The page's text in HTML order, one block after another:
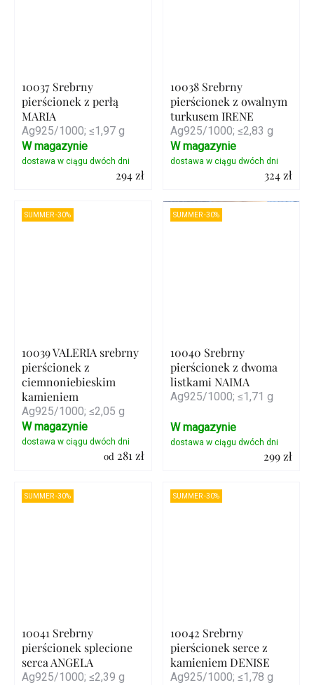
10037 Srebrny
pierścionek z perłą
MARIA
Ag925/1000; ≤1,97 g
294 zł
W magazynie
10038 Srebrny
pierścionek z owalnym
turkusem IRENE
Ag925/1000; ≤2,83 g
324 zł
Szczegóły
W magazynie
SUMMER -30%
10039 VALERIA srebrny
pierścionek z
ciemnoniebieskim
kamieniem
Ag925/1000; ≤2,05 g
od 281 zł
W magazynie
SUMMER -30%
10040 Srebrny
pierścionek z dwoma
listkami NAIMA
Ag925/1000; ≤1,71 g
299 zł
W magazynie
SUMMER -30%
10041 Srebrny
pierścionek splecione
serca ANGELA
Ag925/1000; ≤2,39 g
SUMMER -30%
10042 Srebrny
pierścionek serce z
kamieniem DENISE
Ag925/1000; ≤1,78 g